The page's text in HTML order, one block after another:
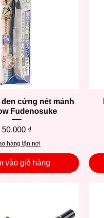
nhanh
đen cứng nét mảnh
Fudenosuke
Giá
50.000 ₫
hàng tận nơi
vào giỏ hàng